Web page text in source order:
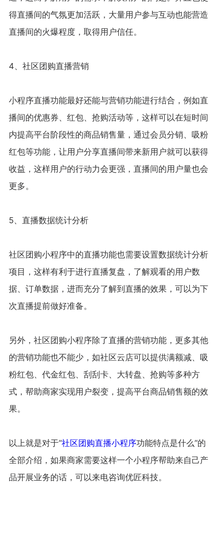
得直播间的气氛更加活跃，大量用户参与互动也能营造
直播间的火爆程度，取得用户信任。
4、社区团购直播营销
小程序直播功能最好还能与营销功能进行结合，例如直
播间的优惠券、红包、抢购活动等，这样可以在短时间
内提高平台阶段性的商品销售量，通过会员分销、吸粉
红包等功能，让用户分享直播间带来新用户就可以获得
收益，这样用户的行动力会更强，直播间的用户量也会
更多。
5、直播数据统计分析
社区团购小程序中的直播功能也需要设置数据统计分析
项目，这样有利于进行直播复盘，了解观看的用户数
据、订单数据，进而充分了解到直播的效果，可以为下
次直播提前做好准备。
另外，社区团购小程序除了直播的营销功能，更多其他
的营销功能也不能少，如社区云店可以提供满额减、吸
粉红包、代金红包、刮刮卡、大转盘、抢购等多种方
式，帮助商家实现用户裂变，提高平台商品销售额的效
果。
以上就是对于“社区团购直播小程序功能特点是什么”的
全部介绍，如果商家需要这样一个小程序帮助来自己产
品开展业务的话，可以来电咨询优匠科技。